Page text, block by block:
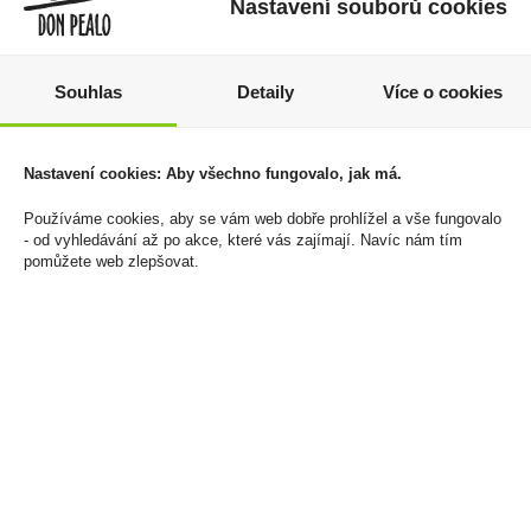
Espero Reserva
Exclusiva 0,7l 40% Tuba
649 Kč
Cena za:1 ks
Peprmint 0,5l 19%
159 Kč
Nastavení souborů cookies
Souhlas Detaily Více o cookies
Nastavení cookies: Aby všechno fungovalo, jak má.
Používáme cookies, aby se vám web dobře prohlížel a vše fungovalo
- od vyhledávání až po akce, které vás zajímají. Navíc nám tím
pomůžete web zlepšovat.